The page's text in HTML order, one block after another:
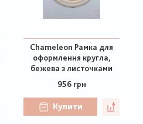
Chameleon Рамка для
оформлення кругла,
бежева з листочками
956 грн
Купити